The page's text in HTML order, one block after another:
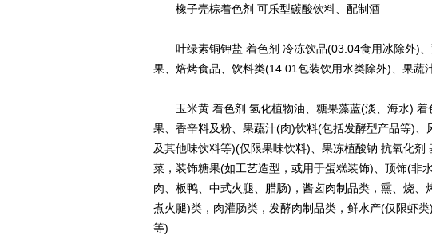
橡子壳棕着色剂 可乐型碳酸饮料、配制酒
叶绿素铜钾盐 着色剂 冷冻饮品(03.04食用冰除外)、
果、焙烤食品、饮料类(14.01包装饮用水类除外)、果
玉米黄 着色剂 氢化植物油、糖果藻蓝(淡、海水) 着
果、香辛料及粉、果蔬汁(肉)饮料(包括发酵型产品等)
及其他味饮料等)(仅限果味饮料)、果冻植酸钠 抗氧化
菜，装饰糖果(如工艺造型，或用于蛋糕装饰)、顶饰(非
肉、板鸭、中式火腿、腊肠)，酱卤肉制品类，熏、烧
煮火腿)类，肉灌肠类，发酵肉制品类，鲜水产(仅限虾
等)